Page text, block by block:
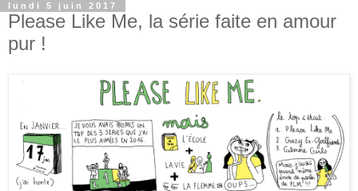
lundi 5 juin 2017
Please Like Me, la série faite en amour
pur !